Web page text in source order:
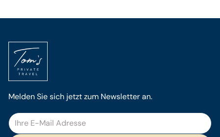
Melden Sie sich jetzt zum Newsletter an.